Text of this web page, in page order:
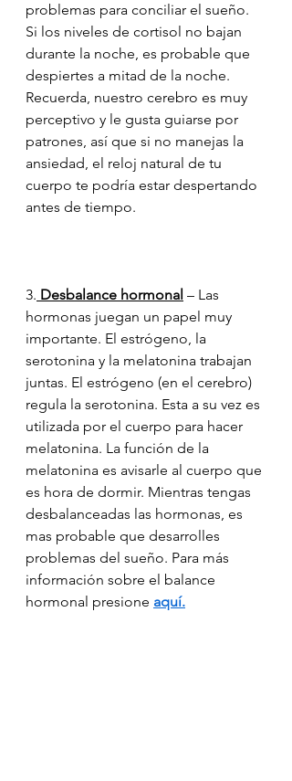
problemas para conciliar el sueño.
Si los niveles de cortisol no bajan
durante la noche, es probable que
despiertes a mitad de la noche.
Recuerda, nuestro cerebro es muy
perceptivo y le gusta guiarse por
patrones, así que si no manejas la
ansiedad, el reloj natural de tu
cuerpo te podría estar despertando
antes de tiempo.
3. Desbalance hormonal – Las
hormonas juegan un papel muy
importante. El estrógeno, la
serotonina y la melatonina trabajan
juntas. El estrógeno (en el cerebro)
regula la serotonina. Esta a su vez es
utilizada por el cuerpo para hacer
melatonina. La función de la
melatonina es avisarle al cuerpo que
es hora de dormir. Mientras tengas
desbalanceadas las hormonas, es
mas probable que desarrolles
problemas del sueño. Para más
información sobre el balance
hormonal presione aquí.